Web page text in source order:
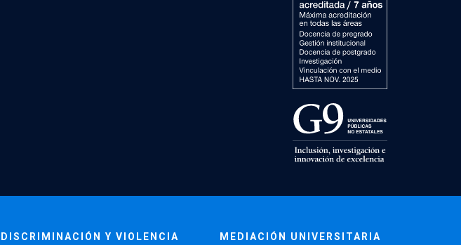
DISCRIMINACIÓN Y VIOLENCIA MEDIACIÓN UNIVERSITARIA